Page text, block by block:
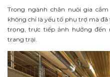
Tham Quan
Tin tức
Liên Hệ
Trong ngành chăn nuôi gia
không chỉ là yếu tố phụ trợ mà
trọng, trực tiếp ảnh hưởng đến
trang trại.